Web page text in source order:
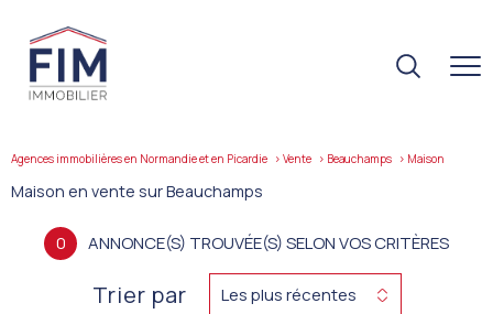
Agences immobilières en Normandie et en Picardie Vente Beauchamps maison
Maison en vente sur Beauchamps
0 ANNONCE(S) TROUVÉE(S) SELON VOS CRITÈRES
Trier par Les plus récentes